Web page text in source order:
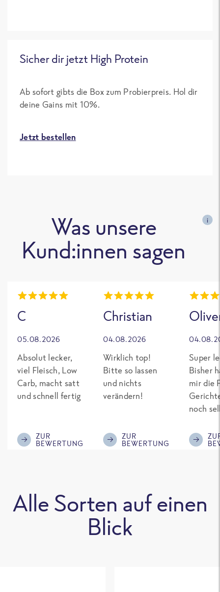
Sicher dir jetzt High Protein
Ab sofort gibts die Box zum Probierpreis. Hol dir
deine Gains mit 10%.
Jetzt bestellen
Was unsere
Kund:innen sagen
i
C
05.08.2026
Absolut lecker,
viel Fleisch, Low
Carb, macht satt
und schnell fertig
ZUR
BEWERTUNG
Christian
04.08.2026
Wirklich top!
Bitte so lassen
und nichts
verändern!
ZUR
BEWERTUNG
Super
Bisher
mir die
noch
Eiweiß.
was
Alle Sorten auf einen
Blick